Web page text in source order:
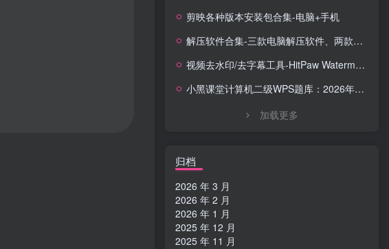
剪映各种版本安装包合集-电脑+手机
解压软件合集-三款电脑解压软件、两款手机解压软件
视频去水印/去字幕工具-HitPaw Watermark Remover Portable便携版去水印工具
小黑课堂计算机二级WPS题库：2026年3月考试专用，14套真题直接刷！！！
加载更多
归档
2026 年 3 月
2026 年 2 月
2026 年 1 月
2025 年 12 月
2025 年 11 月